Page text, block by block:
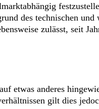
des technischen
zulässt, seit
etwas anderes
gilt dies